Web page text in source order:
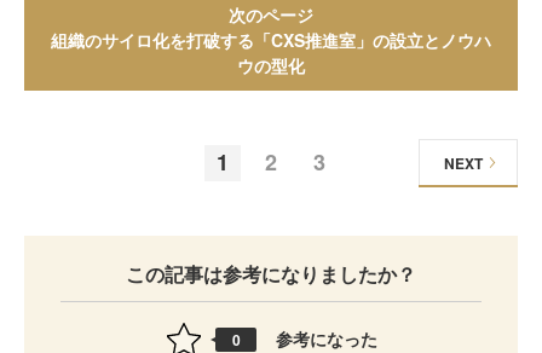
次のページ
組織のサイロ化を打破する「CXS推進室」の設立とノウハ
ウの型化
1 2 3 NEXT
この記事は参考になりましたか？
0 参考になった